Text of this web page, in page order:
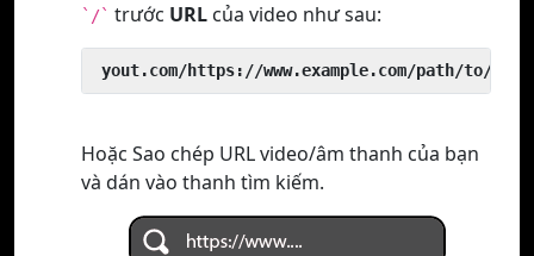
`/` trước URL của video như sau:
yout.com/https://www.example.com/path/to/
Hoặc Sao chép URL video/âm thanh của bạn
và dán vào thanh tìm kiếm.